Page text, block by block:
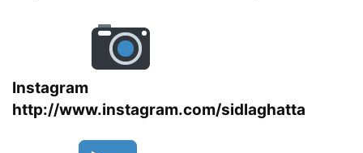
Instagram
http://www.instagram.com/sidlaghatta